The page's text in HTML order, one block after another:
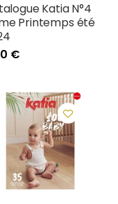
Katia N°4
Printemps été
€